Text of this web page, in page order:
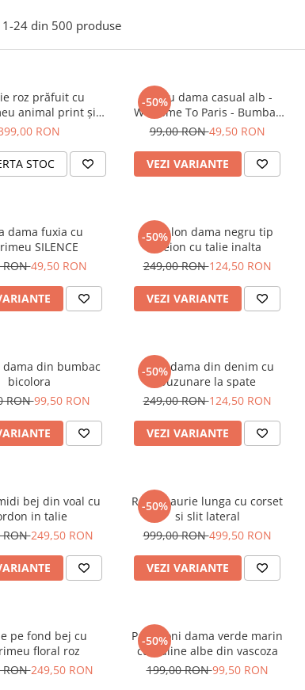
1-24 din 500 produse
roz prăfuit cu
animal print și
cureaRON
STOC
-50%
Tricou dama casual alb -
Welcome To Paris - Bumbac
Organic
99,00 RON49,50 RON
VEZI VARIANTE
dama fuxia cu
SILENCE
RON49,50 RON
-50%
Pantalon dama negru tip
creion cu talie inalta
249,00 RON124,50 RON
VEZI VARIANTE
dama din bumbac
bicolora
RON99,50 RON
-50%
Blugi dama din denim cu
buzunare la spate
249,00 RON124,50 RON
VEZI VARIANTE
bej din voal cu
in talie
RON249,50 RON
-50%
Rochie aurie lunga cu corset
si slit lateral
999,00 RON499,50 RON
VEZI VARIANTE
pe fond bej cu
floral roz
RON249,50 RON
-50%
Pantaloni dama verde marin
cu buline albe din vascoza
199,00 RON99,50 RON